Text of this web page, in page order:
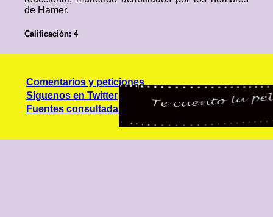
de Hamer.
Calificación: 4
Comentarios y peticiones
Síguenos en Twitter
Fuentes consultadas